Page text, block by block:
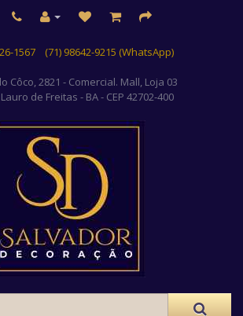
1567 (71) 98642-9215 (WhatsApp)
Côco, 2821 - Comercial. Mall, Loja 03
de Freitas - BA - CEP 42702-400